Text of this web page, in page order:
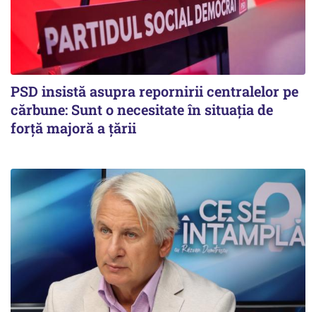
PSD insistă asupra repornirii centralelor pe
cărbune: Sunt o necesitate în situația de
forță majoră a țării